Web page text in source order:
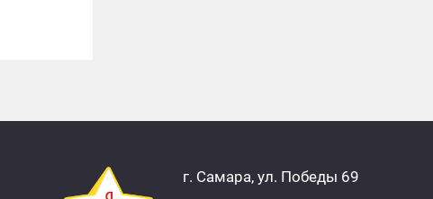
г. Самара, ул. Победы 69